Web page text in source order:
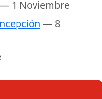
— 1 Noviembre
— 8